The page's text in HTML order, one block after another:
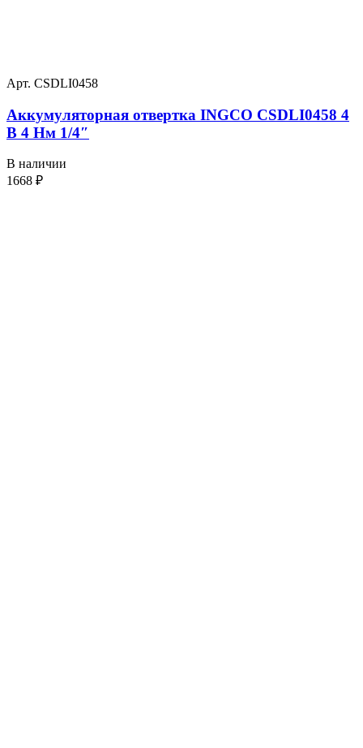
Арт. CSDLI0458
Аккумуляторная отвертка INGCO CSDLI0458 4
В 4 Нм 1/4″
В наличии
1668 ₽